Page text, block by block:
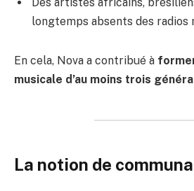
longtemps absents des radios
En cela, Nova a contribué à
musicale d’au moins trois
La notion de